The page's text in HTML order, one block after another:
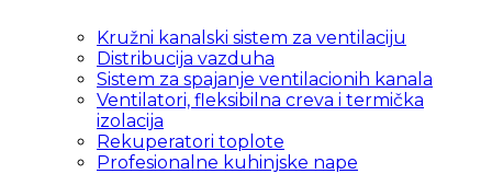
Kružni kanalski sistem za ventilaciju
Distribucija vazduha
Sistem za spajanje ventilacionih kanala
Ventilatori, fleksibilna creva i termička
izolacija
Rekuperatori toplote
Profesionalne kuhinjske nape